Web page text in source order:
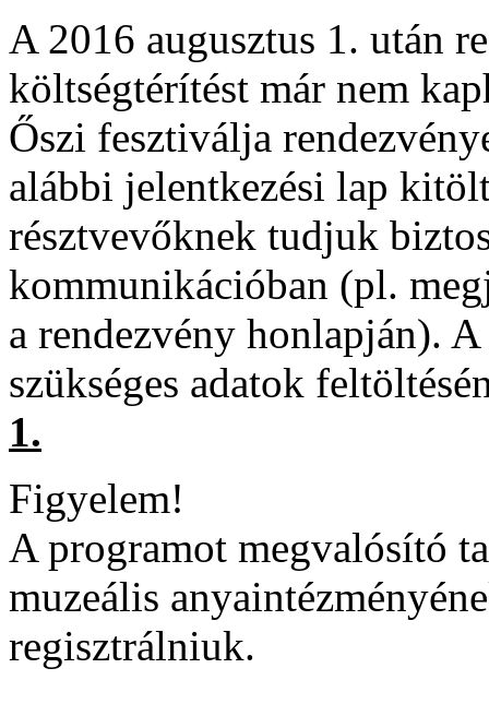
A 2016 augusztus 1. után
költségtérítést már nem
Őszi fesztiválja
alábbi jelentkezési lap
résztvevőknek tudjuk
kommunikációban (pl.
a rendezvény honlapján).
szükséges adatok
1.
Figyelem!
A programot megvalósító
muzeális
regisztrálniuk.